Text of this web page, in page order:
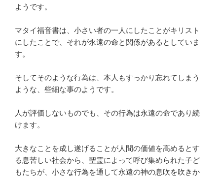
ようです。
マタイ福音書は、小さい者の一人にしたことがキリスト
にしたことで、それが永遠の命と関係があるとしていま
す。
そしてそのような行為は、本人もすっかり忘れてしまう
ような、些細な事のようです。
人が評価しないものでも、その行為は永遠の命であり続
けます。
大きなことを成し遂げることが人間の価値を高めるとす
る息苦しい社会から、聖霊によって呼び集められた子ど
もたちが、小さな行為を通して永遠の神の息吹を吹きか